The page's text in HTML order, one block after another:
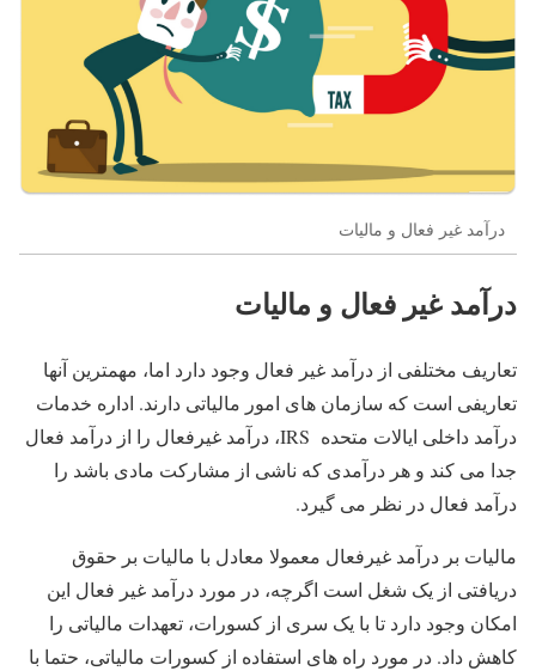
درآمد غیر فعال و مالیات
درآمد غیر فعال و مالیات
تعاریف مختلفی از درآمد غیر فعال وجود دارد اما، مهمترین آنها
تعاریفی است که سازمان های امور مالیاتی دارند. اداره خدمات
درآمد داخلی ایالات متحده IRS، درآمد غیرفعال را از درآمد فعال
جدا می کند و هر درآمدی که ناشی از مشارکت مادی باشد را
درآمد فعال در نظر می گیرد.
مالیات بر درآمد غیرفعال معمولا معادل با مالیات بر حقوق
دریافتی از یک شغل است اگرچه، در مورد درآمد غیر فعال این
امکان وجود دارد تا با یک سری از کسورات، تعهدات مالیاتی را
کاهش داد. در مورد راه های استفاده از کسورات مالیاتی، حتما با